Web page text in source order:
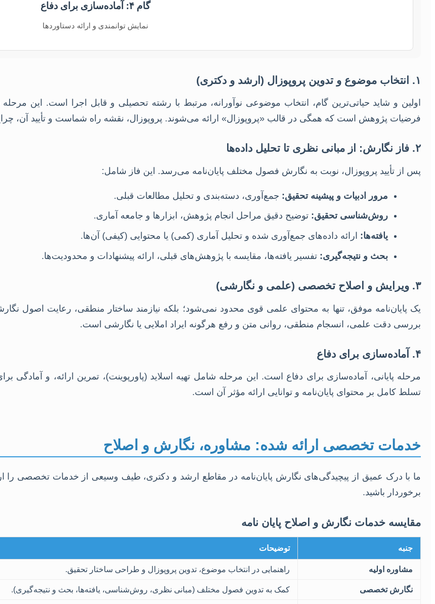
گام ۴: آماده‌سازی برای دفاع
نمایش توانمندی و ارائه دستاوردها
۱. انتخاب موضوع و تدوین پروپوزال (ارشد و دکتری)
اولین و شاید حیاتی‌ترین گام، انتخاب موضوعی نوآورانه، مرتبط با رشته تحصیلی و قابل اجرا است. این
فرضیات پژوهش است که همگی در قالب «پروپوزال» ارائه می‌شوند. پروپوزال، نقشه راه شماست و تأیید آن،
۲. فاز نگارش: از مبانی نظری تا تحلیل داده‌ها
پس از تأیید پروپوزال، نوبت به نگارش فصول مختلف پایان‌نامه می‌رسد. این فاز شامل:
مرور ادبیات و پیشینه تحقیق: جمع‌آوری، دسته‌بندی و تحلیل مطالعات قبلی.
روش‌شناسی تحقیق: توضیح دقیق مراحل انجام پژوهش، ابزارها و جامعه آماری.
یافته‌ها: ارائه داده‌های جمع‌آوری شده و تحلیل آماری (کمی) یا محتوایی (کیفی) آن‌ها.
بحث و نتیجه‌گیری: تفسیر یافته‌ها، مقایسه با پژوهش‌های قبلی، ارائه پیشنهادات و محدودیت‌ها.
۳. ویرایش و اصلاح تخصصی (علمی و نگارشی)
یک پایان‌نامه موفق، تنها به محتوای علمی قوی محدود نمی‌شود؛ بلکه نیازمند ساختار منطقی، رعایت
بررسی دقت علمی، انسجام منطقی، روانی متن و رفع هرگونه ایراد املایی یا نگارشی است.
۴. آماده‌سازی برای دفاع
مرحله پایانی، آماده‌سازی برای دفاع است. این مرحله شامل تهیه اسلاید (پاورپوینت)، تمرین ارائه، و آمادگی
تسلط کامل بر محتوای پایان‌نامه و توانایی ارائه مؤثر آن است.
خدمات تخصصی ارائه شده: مشاوره، نگارش و اصلاح
ما با درک عمیق از پیچیدگی‌های نگارش پایان‌نامه در مقاطع ارشد و دکتری، طیف وسیعی از خدمات تخصصی را
برخوردار باشید.
مقایسه خدمات نگارش و اصلاح پایان نامه
جنبه توضیحات
مشاوره اولیه راهنمایی در انتخاب موضوع، تدوین پروپوزال و طراحی ساختار تحقیق.
نگارش تخصصی کمک به تدوین فصول مختلف (مبانی نظری، روش‌شناسی، یافته‌ها، بحث و نتیجه‌گیری).